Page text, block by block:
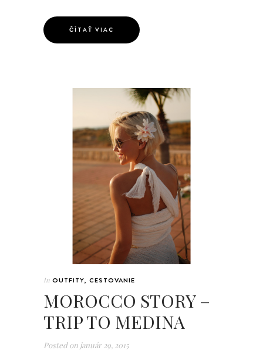
ČÍTAŤ VIAC
In OUTFITY, CESTOVANIE
MOROCCO STORY –
TRIP TO MEDINA
Posted on január 29, 2015